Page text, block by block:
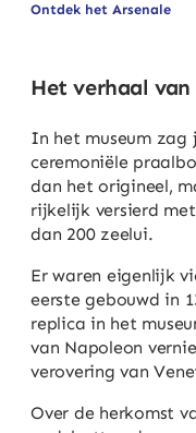
Ontdek het Arsenale
Het verhaal
In het museum zag
ceremoniële
dan het origineel,
rijkelijk versierd
dan 200 zeelui.
Er waren eigenlijk
eerste gebouwd in
replica in het
van Napoleon
verovering van
Over de herkomst